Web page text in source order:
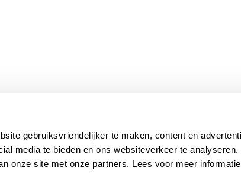
gebruiksvriendelijker te maken, content en
media te bieden en ons websiteverkeer te analyseren.
onze site met onze partners. Lees voor meer